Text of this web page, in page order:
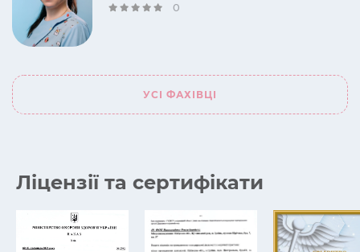
0
УСІ ФАХІВЦІ
Ліцензії та сертифікати